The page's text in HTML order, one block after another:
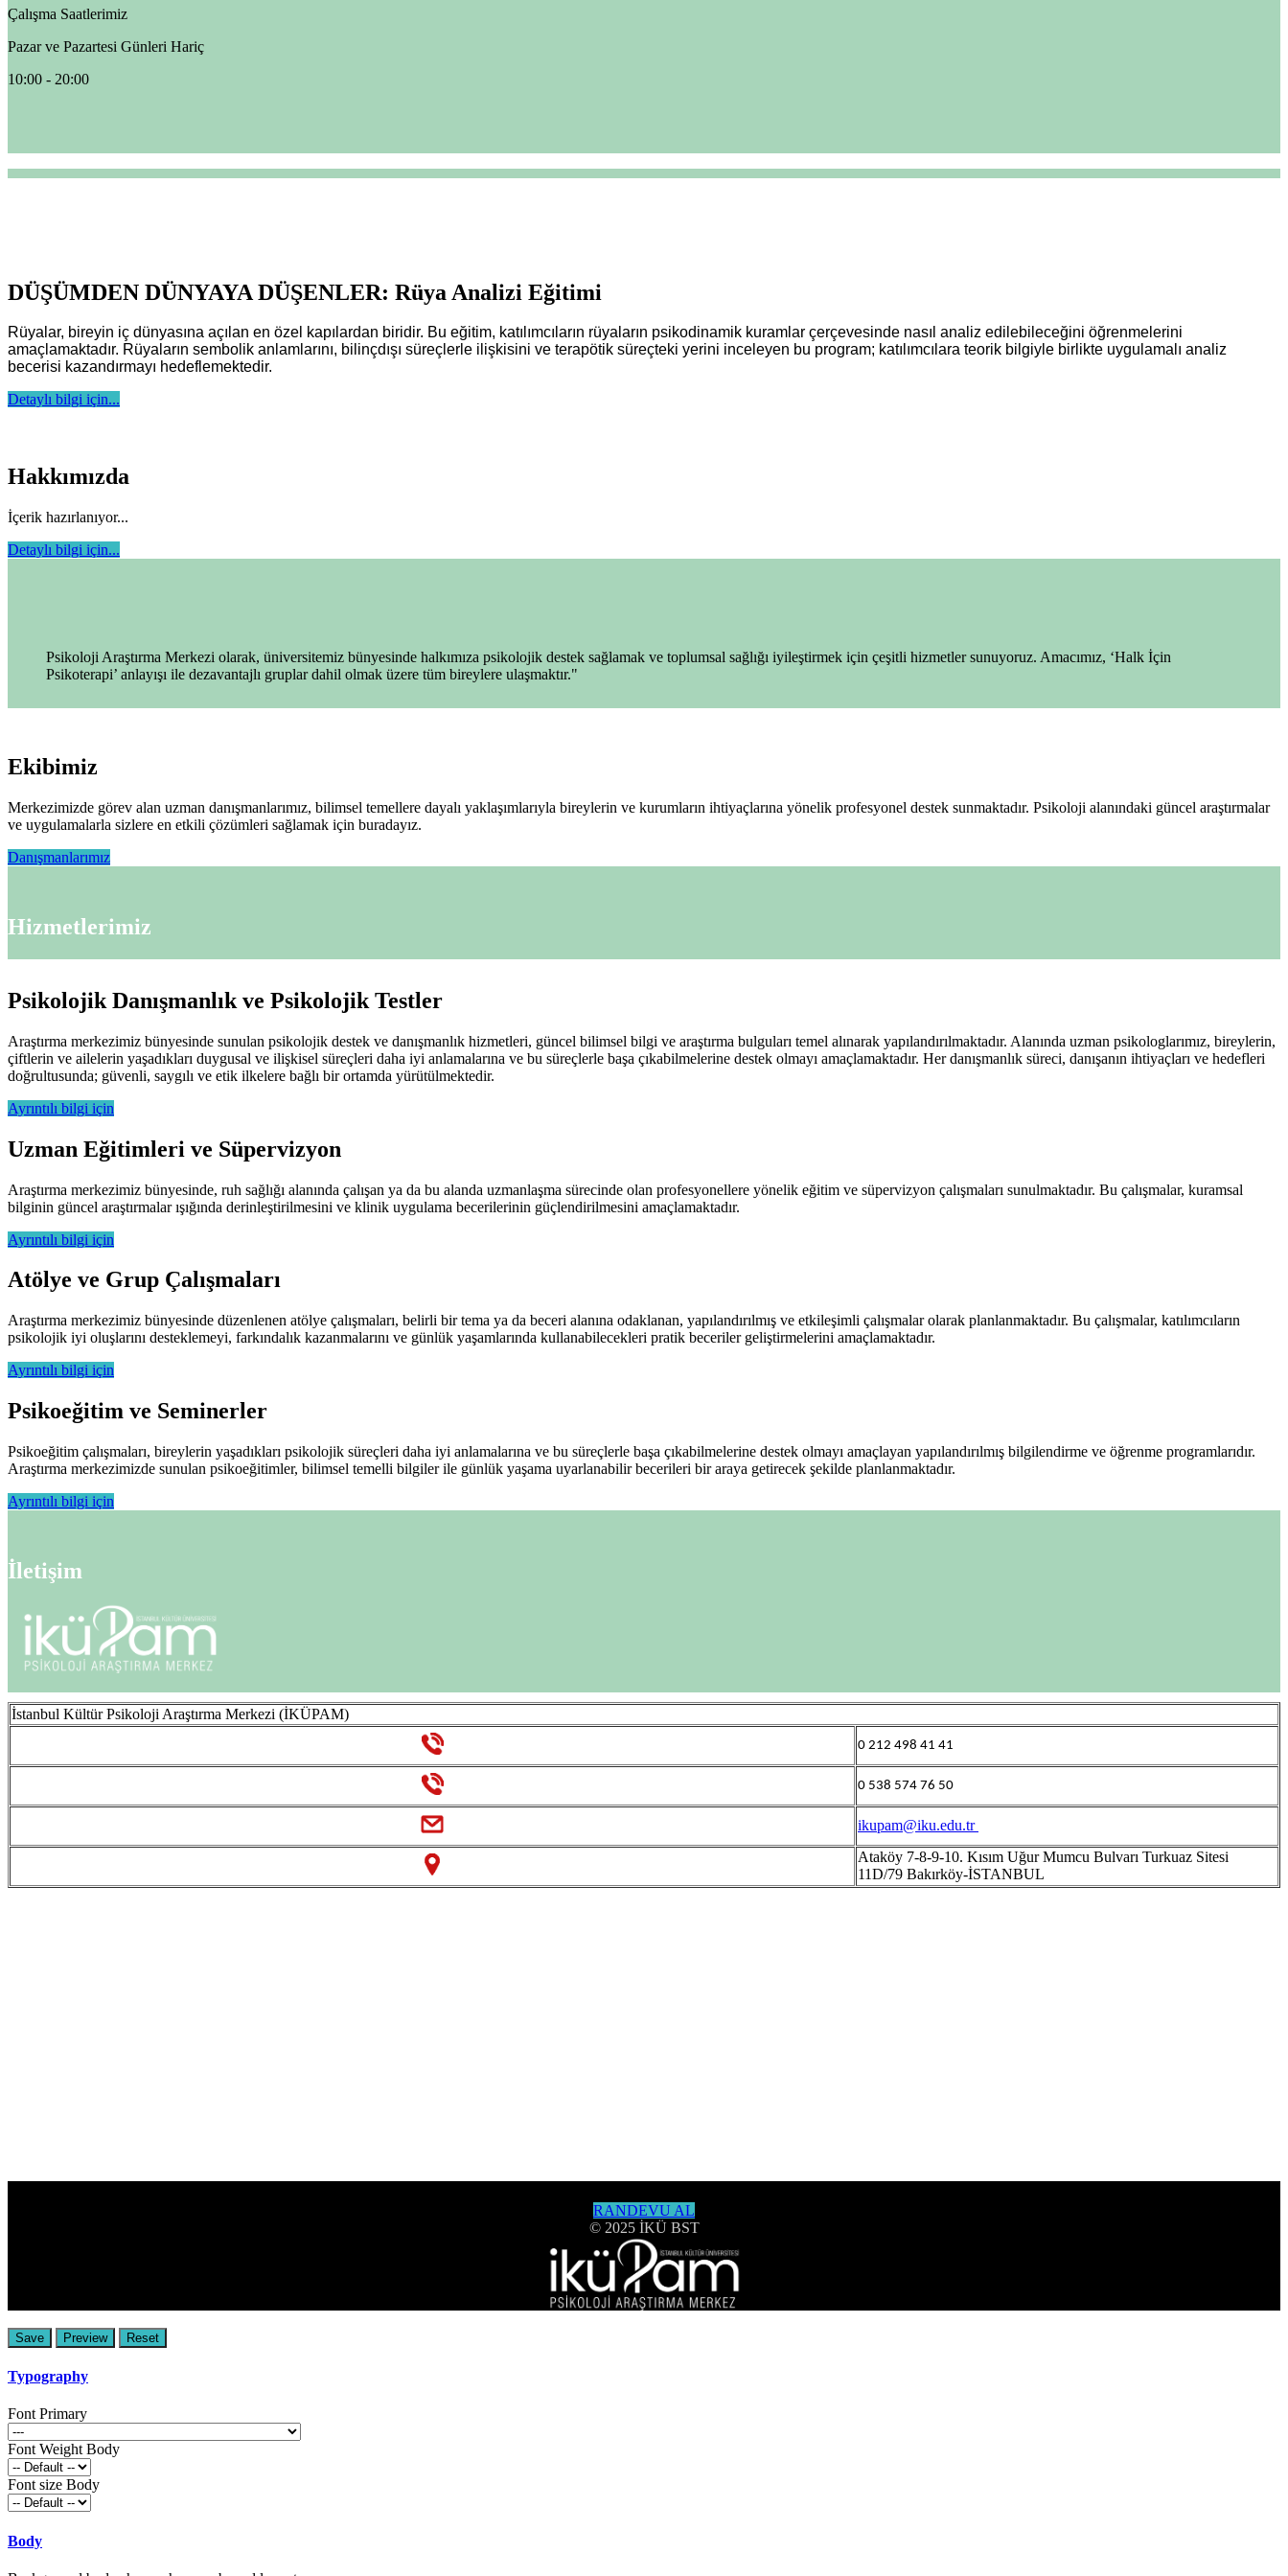
Çalışma Saatlerimiz
Pazar ve Pazartesi Günleri Hariç
10:00 - 20:00
DÜŞÜMDEN DÜNYAYA DÜŞENLER: Rüya Analizi Eğitimi
Rüyalar, bireyin iç dünyasına açılan en özel kapılardan biridir. Bu eğitim, katılımcıların rüyaların psikodinamik kuramlar çerçevesinde nasıl analiz edilebileceğini öğrenmelerini
amaçlamaktadır. Rüyaların sembolik anlamlarını, bilinçdışı süreçlerle ilişkisini ve terapötik süreçteki yerini inceleyen bu program; katılımcılara teorik bilgiyle birlikte uygulamalı analiz
becerisi kazandırmayı hedeflemektedir.
Detaylı bilgi için...
Hakkımızda
İçerik hazırlanıyor...
Detaylı bilgi için...
Psikoloji Araştırma Merkezi olarak, üniversitemiz bünyesinde halkımıza psikolojik destek sağlamak ve toplumsal sağlığı iyileştirmek için çeşitli hizmetler sunuyoruz. Amacımız, ‘Halk İçin
Psikoterapi’ anlayışı ile dezavantajlı gruplar dahil olmak üzere tüm bireylere ulaşmaktır."
Ekibimiz
Merkezimizde görev alan uzman danışmanlarımız, bilimsel temellere dayalı yaklaşımlarıyla bireylerin ve kurumların ihtiyaçlarına yönelik profesyonel destek sunmaktadır. Psikoloji alanındaki güncel araştırmalar
ve uygulamalarla sizlere en etkili çözümleri sağlamak için buradayız.
Danışmanlarımız
Hizmetlerimiz
Psikolojik Danışmanlık ve Psikolojik Testler
Araştırma merkezimiz bünyesinde sunulan psikolojik destek ve danışmanlık hizmetleri, güncel bilimsel bilgi ve araştırma bulguları temel alınarak yapılandırılmaktadır. Alanında uzman psikologlarımız, bireylerin,
çiftlerin ve ailelerin yaşadıkları duygusal ve ilişkisel süreçleri daha iyi anlamalarına ve bu süreçlerle başa çıkabilmelerine destek olmayı amaçlamaktadır. Her danışmanlık süreci, danışanın ihtiyaçları ve hedefleri
doğrultusunda; güvenli, saygılı ve etik ilkelere bağlı bir ortamda yürütülmektedir.
Ayrıntılı bilgi için
Uzman Eğitimleri ve Süpervizyon
Araştırma merkezimiz bünyesinde, ruh sağlığı alanında çalışan ya da bu alanda uzmanlaşma sürecinde olan profesyonellere yönelik eğitim ve süpervizyon çalışmaları sunulmaktadır. Bu çalışmalar, kuramsal
bilginin güncel araştırmalar ışığında derinleştirilmesini ve klinik uygulama becerilerinin güçlendirilmesini amaçlamaktadır.
Ayrıntılı bilgi için
Atölye ve Grup Çalışmaları
Araştırma merkezimiz bünyesinde düzenlenen atölye çalışmaları, belirli bir tema ya da beceri alanına odaklanan, yapılandırılmış ve etkileşimli çalışmalar olarak planlanmaktadır. Bu çalışmalar, katılımcıların
psikolojik iyi oluşlarını desteklemeyi, farkındalık kazanmalarını ve günlük yaşamlarında kullanabilecekleri pratik beceriler geliştirmelerini amaçlamaktadır.
Ayrıntılı bilgi için
Psikoeğitim ve Seminerler
Psikoeğitim çalışmaları, bireylerin yaşadıkları psikolojik süreçleri daha iyi anlamalarına ve bu süreçlerle başa çıkabilmelerine destek olmayı amaçlayan yapılandırılmış bilgilendirme ve öğrenme programlarıdır.
Araştırma merkezimizde sunulan psikoeğitimler, bilimsel temelli bilgiler ile günlük yaşama uyarlanabilir becerileri bir araya getirecek şekilde planlanmaktadır.
Ayrıntılı bilgi için
İletişim
İstanbul Kültür Psikoloji Araştırma Merkezi (İKÜPAM)
0 212 498 41 41
0 538 574 76 50
ikupam@iku.edu.tr
Ataköy 7-8-9-10. Kısım Uğur Mumcu Bulvarı Turkuaz Sitesi
11D/79 Bakırköy-İSTANBUL
RANDEVU AL
© 2025 İKÜ BST
Typography
Font Primary
Font Weight Body
Font size Body
Body